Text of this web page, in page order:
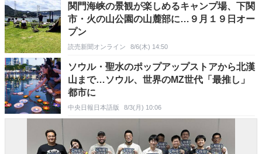
関門海峡の景観が楽しめるキャンプ場、下関
市・火の山公園の山麓部に…９月１９日オー
プン
読売新聞オンライン 8/6(木) 14:50
ソウル・聖水のポップアップストアから北漢
山まで…ソウル、世界のMZ世代「最推し」
都市に
中央日報日本語版 8/3(月) 10:06